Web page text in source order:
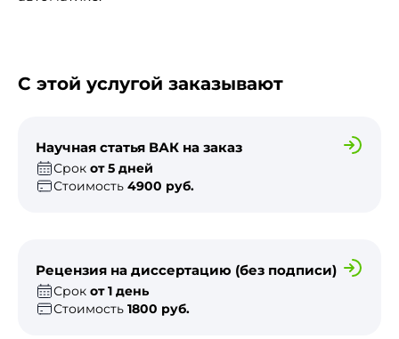
С этой услугой заказывают
Научная статья ВАК на заказ
Срок от 5 дней
Стоимость 4900 руб.
Рецензия на диссертацию (без подписи)
Срок от 1 день
Стоимость 1800 руб.